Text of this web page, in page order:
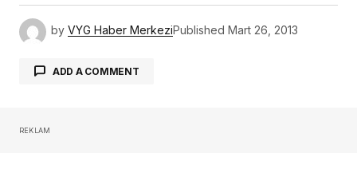
by VYG Haber MerkeziPublished Mart 26, 2013
ADD A COMMENT
REKLAM